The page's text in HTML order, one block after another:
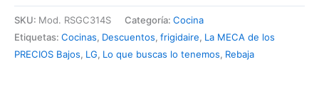
SKU: Mod. RSGC314S Categoría: Cocina
Etiquetas: Cocinas, Descuentos, frigidaire, La MECA de los
PRECIOS Bajos, LG, Lo que buscas lo tenemos, Rebaja